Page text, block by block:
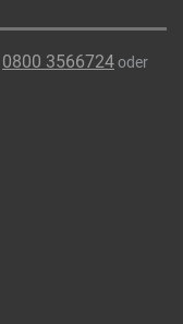
0800 3566724oder